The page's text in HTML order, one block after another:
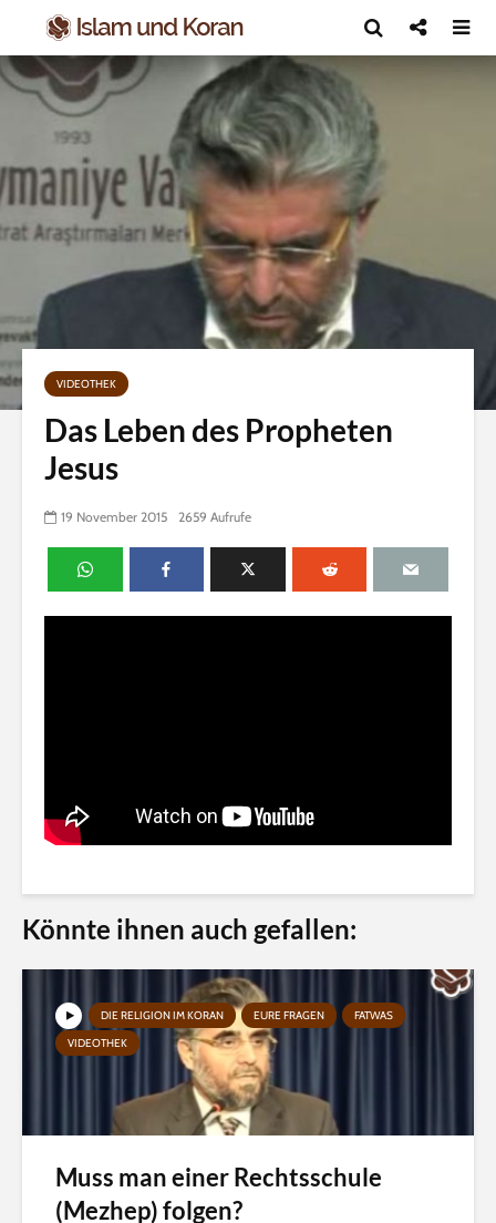
VIDEOTHEK
Das Leben des Propheten
Jesus
19 November 2015 2659 Aufrufe
Könnte ihnen auch gefallen:
DIE RELIGION IM KORAN EURE FRAGEN
FATWAS
VIDEOTHEK
Muss man einer Rechtsschule
(Mezhep) folgen?